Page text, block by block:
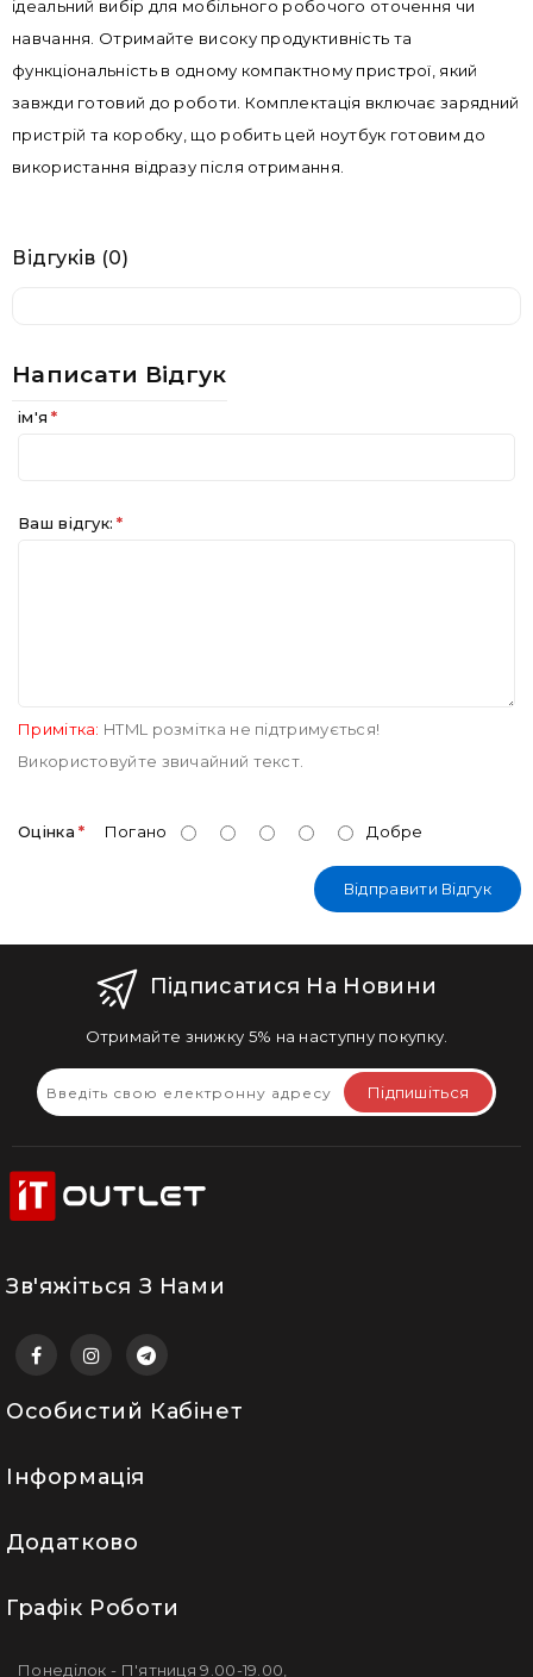
ідеальний вибір для мобільного робочого оточення чи
навчання. Отримайте високу продуктивність та
функціональність в одному компактному пристрої, який
завжди готовий до роботи. Комплектація включає зарядний
пристрій та коробку, що робить цей ноутбук готовим до
використання відразу після отримання.
Відгуків (0)
Написати Відгук
ім'я
Ваш відгук:
Примітка: HTML розмітка не підтримується!
Використовуйте звичайний текст.
Оцінка Погано Добре
Відправити Відгук
Підписатися На Новини
Отримайте знижку 5% на наступну покупку.
Підпишіться
Зв'яжіться З Нами
Особистий Кабінет
Інформація
Додатково
Графік Роботи
Понеділок - П'ятниця 9.00-19.00,